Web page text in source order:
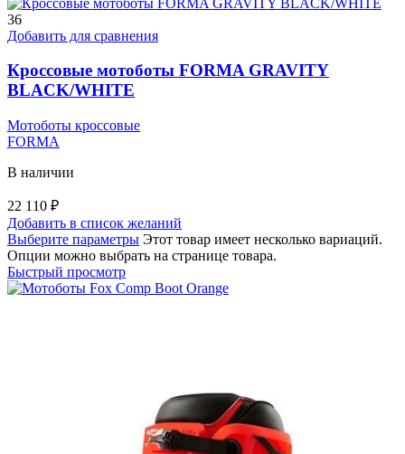
36
Добавить для сравнения
Кроссовые мотоботы FORMA GRAVITY
BLACK/WHITE
Мотоботы кроссовые
FORMA
В наличии
22 110 ₽
Добавить в список желаний
Выберите параметры Этот товар имеет несколько вариаций.
Опции можно выбрать на странице товара.
Быстрый просмотр